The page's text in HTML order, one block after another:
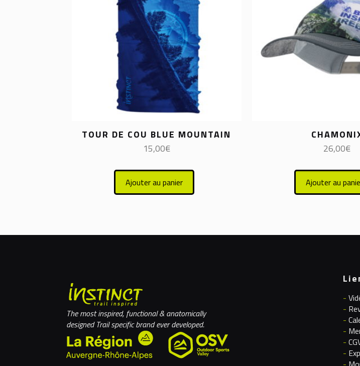
TOUR DE COU BLUE MOUNTAIN
15,00€
Ajouter au panier
26,00€
Ajouter au
The most inspired, functional & anatomically
designed Trail specific brand ever developed.
-
-
-
-
-
-